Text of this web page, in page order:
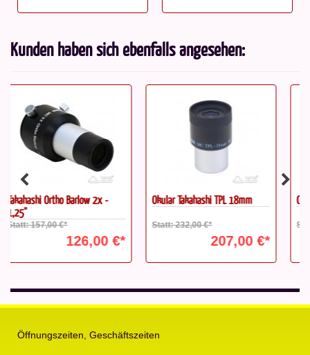
Kunden haben sich ebenfalls angesehen:
Okular Takahashi TPL 18mm
Statt: 232,00 €*
207,00 €*
Okular TeleVue DeLite 15 mm
Statt: 441,00 €*
395,00 €*
Öffnungszeiten, Geschäftszeiten